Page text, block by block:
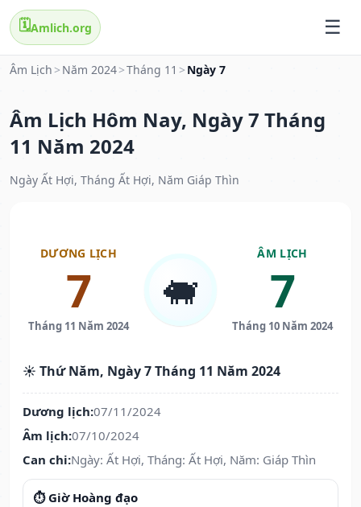
🗓️Amlich.org
Âm Lịch > Năm 2024>Tháng 11 > Ngày 7
Âm Lịch Hôm Nay, Ngày 7 Tháng
11 Năm 2024
Ngày Ất Hợi, Tháng Ất Hợi, Năm Giáp Thìn
DƯƠNG LỊCH
7
Tháng 11 Năm 2024
🐖
ÂM LỊCH
7
Tháng 10 Năm 2024
☀️ Thứ Năm, Ngày 7 Tháng 11 Năm 2024
Dương lịch:07/11/2024
Âm lịch:07/10/2024
Can chi:Ngày: Ất Hợi, Tháng: Ất Hợi, Năm: Giáp Thìn
⏱️ Giờ Hoàng đạo